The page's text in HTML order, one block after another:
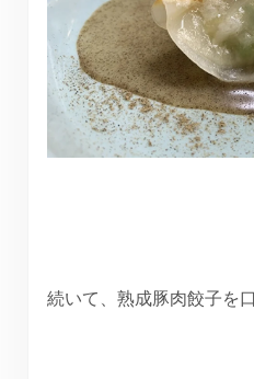
続いて、熟成豚肉餃子を